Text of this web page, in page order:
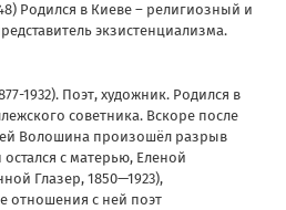
Родился в Киеве – религиозный и
экзистенциализмa.
1932). Поэт, художник. Родился в
советника. Вскоре после
Волошина произошёл разрыв
с матерью, Еленой
Глазер, 1850—1923),
отношения с ней поэт